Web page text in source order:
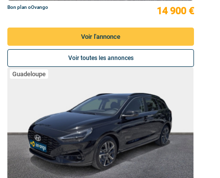
Bon plan oOvango 14 900 €
Voir l'annonce
Voir toutes les annonces
Guadeloupe